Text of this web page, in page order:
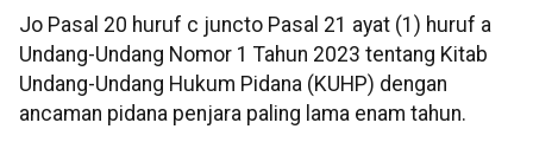
Jo Pasal 20 huruf c juncto Pasal 21 ayat (1) huruf a
Undang-Undang Nomor 1 Tahun 2023 tentang Kitab
Undang-Undang Hukum Pidana (KUHP) dengan
ancaman pidana penjara paling lama enam tahun.